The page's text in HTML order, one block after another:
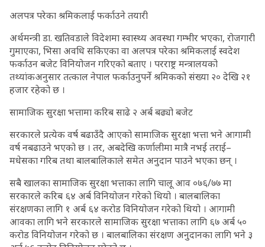
अलपत्र परेका श्रमिकलाई फर्काउने तयारी
अर्थमन्त्री डा. खतिवडाले विदेशमा स्वास्थ्य अवस्था गम्भीर भएका, रोजगारी
गुमाएका, भिसा अवधि सकिएका वा अलपत्र परेका श्रमिकलाई स्वदेश
फर्काउन बजेट विनियोजन गरिएको बताए । परराष्ट्र मन्त्रालयको
तथ्यांकअनुसार तत्काल नेपाल फर्काउनुपर्ने श्रमिकको संख्या २० देखि २१
हजार रहेको छ ।
सामाजिक सुरक्षा भत्तामा करिब साढे २ अर्ब बढ्यो बजेट
सरकारले प्रत्येक वर्ष बढाउँदै आएको सामाजिक सुरक्षा भत्ता भने आगामी
वर्ष नबढाउने भएको छ । तर, अबदेखि कर्णालीमा मात्रै नभई तराई–
मधेसका गरिब तथा बालबालिकाले समेत अनुदान पाउने भएका छन् ।
सबै खालका सामाजिक सुरक्षा भत्ताका लागि चालू आव ०७६/७७ मा
सरकारले करिब ६४ अर्ब विनियोजन गरेको थियो । बालबालिका
संरक्षणका लागि १ अर्ब ६४ करोड विनियोजन गरेको थियो । आगामी
आवका लागि भने सरकारले सामाजिक सुरक्षा भत्ताका लागि ६७ अर्ब ५०
करोड विनियोजन गरेको छ । बालबालिका संरक्षण अनुदानका लागि भने ३